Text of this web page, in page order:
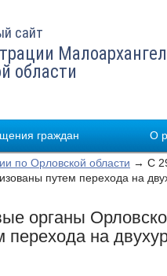
сайт
области
граждан О
по Орловской области → С
путем перехода на
органы
перехода на